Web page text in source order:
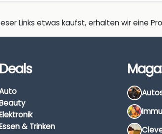
Links etwas kaufst, erhalten wir eine
Deals
& Trinken